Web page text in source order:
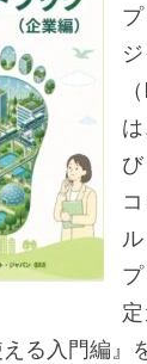
る入門編』